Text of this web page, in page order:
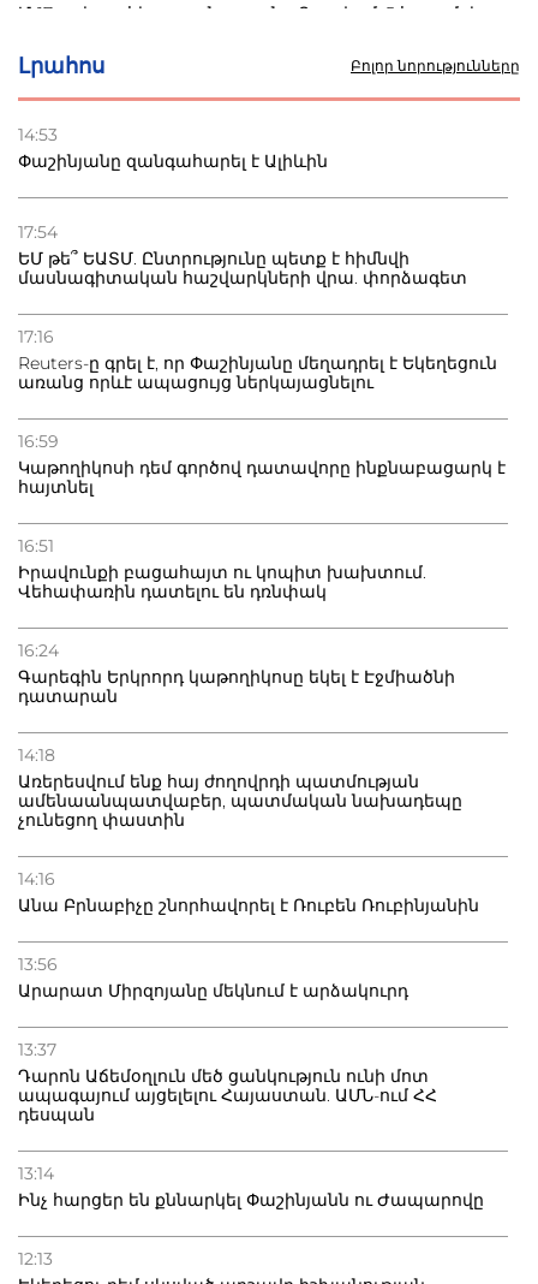
Լրահոս Բոլոր նորությունները
14:53
Փաշինյանը զանգահարել է Ալիևին
17:54
ԵՄ թե՞ ԵԱՏՄ. Ընտրությունը պետք է հիմնվի
մասնագիտական հաշվարկների վրա. փորձագետ
17:16
Reuters-ը գրել է, որ Փաշինյանը մեղադրել է Եկեղեցուն
առանց որևէ ապացույց ներկայացնելու
16:59
Կաթողիկոսի դեմ գործով դատավորը ինքնաբացարկ է
հայտնել
16:51
Իրավունքի բացահայտ ու կոպիտ խախտում.
Վեհափառին դատելու են դռնփակ
16:24
Գարեգին Երկրորդ կաթողիկոսը եկել է Էջմիածնի
դատարան
14:18
Առերեսվում ենք հայ ժողովրդի պատմության
ամենաանպատվաբեր, պատմական նախադեպը
չունեցող փաստին
14:16
Անա Բրնաբիչը շնորհավորել է Ռուբեն Ռուբինյանին
13:56
Արարատ Միրզոյանը մեկնում է արձակուրդ
13:37
Դարոն Աճեմօղլուն մեծ ցանկություն ունի մոտ
ապագայում այցելելու Հայաստան. ԱՄՆ-ում ՀՀ
դեսպան
13:14
Ինչ հարցեր են քննարկել Փաշինյանն ու Ժապարովը
12:13
Մ-17 աշխարհի առաջնությունը Բաքվում. 5 հայ ըմբիշ
22.07.2026
տուժածներ կան
21.07.2026
Դատվածություն ունեցող միգրանտներին կարգելվի
բնակվել Ռուսաստանում
20.07.2026
Բաքվի բանտից գեներալ Մանուկյանը դիմել է
Փաշինյանին